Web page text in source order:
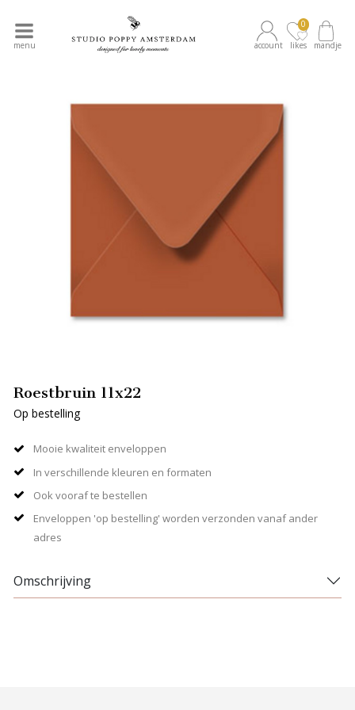
menu account likes
0
mandje
Roestbruin 11x22
Op bestelling
Mooie kwaliteit enveloppen
In verschillende kleuren en formaten
Ook vooraf te bestellen
Enveloppen 'op bestelling' worden verzonden vanaf ander
adres
Omschrijving